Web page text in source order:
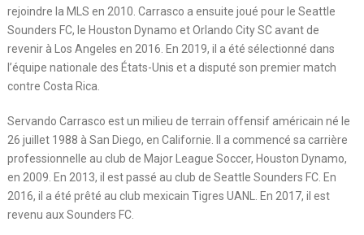
rejoindre la MLS en 2010. Carrasco a ensuite joué pour le Seattle
Sounders FC, le Houston Dynamo et Orlando City SC avant de
revenir à Los Angeles en 2016. En 2019, il a été sélectionné dans
l’équipe nationale des États-Unis et a disputé son premier match
contre Costa Rica.
Servando Carrasco est un milieu de terrain offensif américain né le
26 juillet 1988 à San Diego, en Californie. Il a commencé sa carrière
professionnelle au club de Major League Soccer, Houston Dynamo,
en 2009. En 2013, il est passé au club de Seattle Sounders FC. En
2016, il a été prêté au club mexicain Tigres UANL. En 2017, il est
revenu aux Sounders FC.